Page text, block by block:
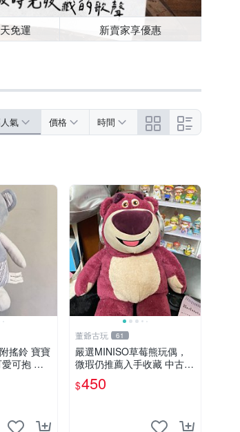
免運 新賣家享優惠
氣 價格 時間
搖鈴 寶寶
可抱 絨
用
董爺古玩 61
嚴選MINISO草莓熊玩偶，
微瑕仍推薦入手收藏 中古 M
INISO 草莓熊 玩具 收藏
$450